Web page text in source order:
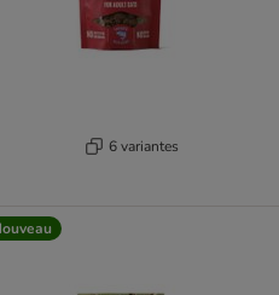
6 variantes